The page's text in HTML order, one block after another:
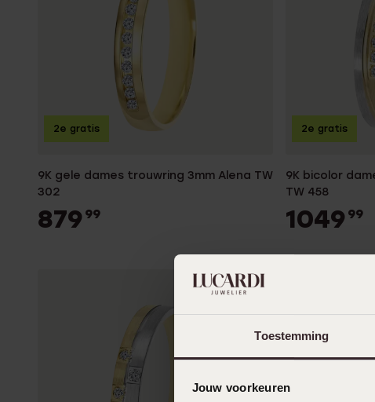
Toestemming
Jouw voorkeuren
9K gele dames trouwring 3mm Alena TW
302
879 99
2e gratis
9K bicolor
TW 458
1049 99
2e gratis